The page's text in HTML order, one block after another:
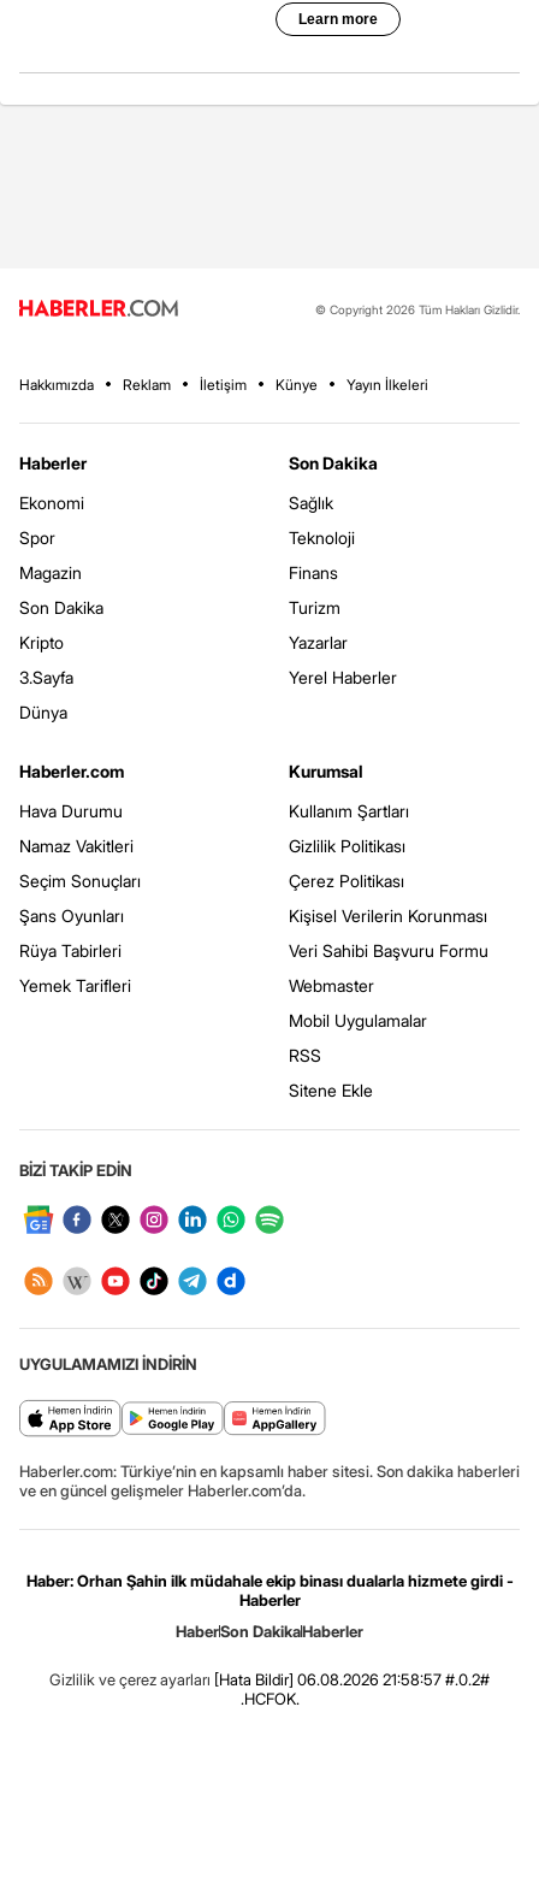
© Copyright 2026 Tüm Hakları Gizlidir.
Hakkımızda Reklam İletişim Künye Yayın İlkeleri
Haberler
Ekonomi
Spor
Magazin
Son Dakika
Kripto
3.Sayfa
Dünya
Son Dakika
Sağlık
Teknoloji
Finans
Turizm
Yazarlar
Yerel Haberler
Haberler.com
Hava Durumu
Namaz Vakitleri
Seçim Sonuçları
Şans Oyunları
Rüya Tabirleri
Yemek Tarifleri
Kurumsal
Kullanım Şartları
Gizlilik Politikası
Çerez Politikası
Kişisel Verilerin Korunması
Veri Sahibi Başvuru Formu
Webmaster
Mobil Uygulamalar
RSS
Sitene Ekle
BİZİ TAKİP EDİN
UYGULAMAMIZI İNDİRİN
Haberler.com: Türkiye’nin en kapsamlı haber sitesi. Son dakika haberleri
ve en güncel gelişmeler Haberler.com’da.
Haber: Orhan Şahin ilk müdahale ekip binası dualarla hizmete girdi -
Haberler
HaberSon DakikaHaberler
Gizlilik ve çerez ayarları [Hata Bildir] 06.08.2026 21:58:57 #.0.2#
.HCFOK.